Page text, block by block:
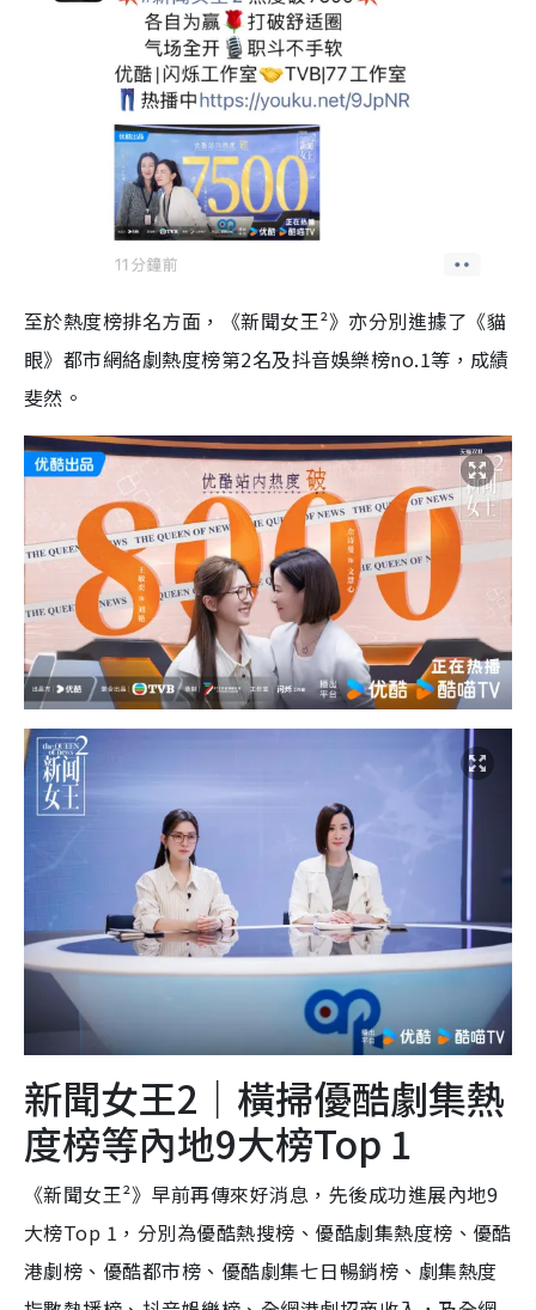
至於熱度榜排名方面，《新聞女王²》亦分別進據了《貓
眼》都市網絡劇熱度榜第2名及抖音娛樂榜no.1等，成績
斐然。
新聞女王2｜橫掃優酷劇集熱
度榜等內地9大榜Top 1
《新聞女王²》早前再傳來好消息，先後成功進展內地9
大榜Top 1，分別為優酷熱搜榜、優酷劇集熱度榜、優酷
港劇榜、優酷都市榜、優酷劇集七日暢銷榜、劇集熱度